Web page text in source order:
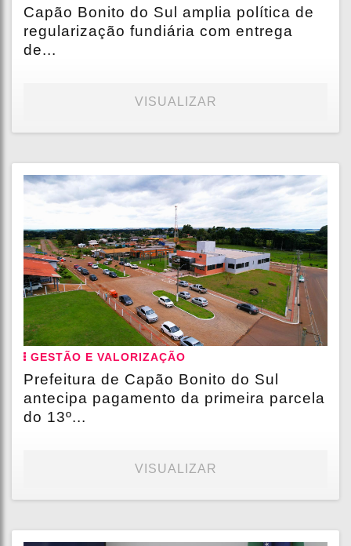
Capão Bonito do Sul amplia política de
regularização fundiária com entrega
de...
VISUALIZAR
GESTÃO E VALORIZAÇÃO
Prefeitura de Capão Bonito do Sul
antecipa pagamento da primeira parcela
do 13º...
VISUALIZAR